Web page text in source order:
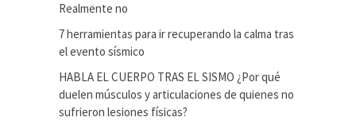
Realmente no
7 herramientas para ir recuperando la calma tras
el evento sísmico
HABLA EL CUERPO TRAS EL SISMO ¿Por qué
duelen músculos y articulaciones de quienes no
sufrieron lesiones físicas?